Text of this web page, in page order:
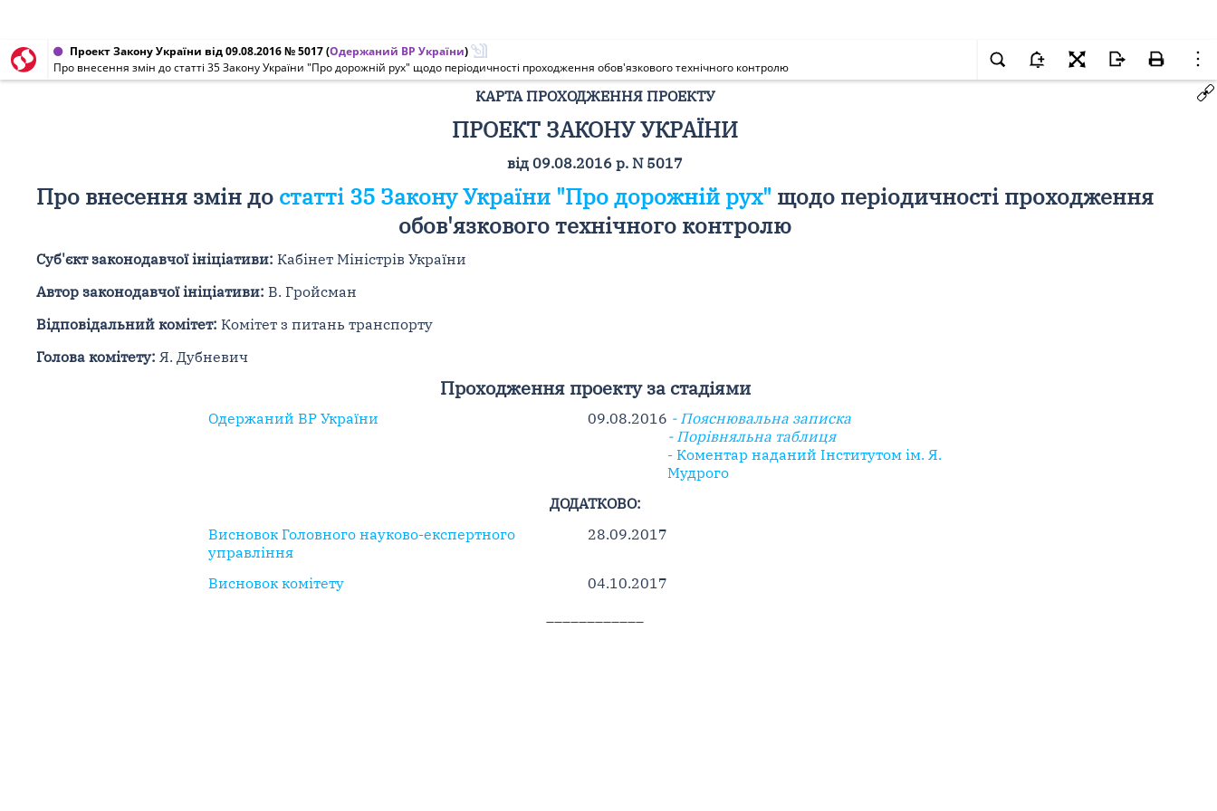
Проект Закону України від 09.08.2016 № 5017(Одержаний ВР України)
Про внесення змін до статті 35 Закону України "Про дорожній рух" щодо періодичності проходження обов'язкового технічного контролю